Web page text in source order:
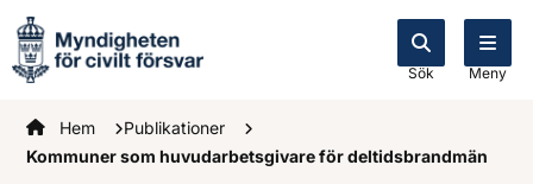
Sök Meny
Startsidan
Hem
Publikationer
Kommuner som huvudarbetsgivare för deltidsbrandmän